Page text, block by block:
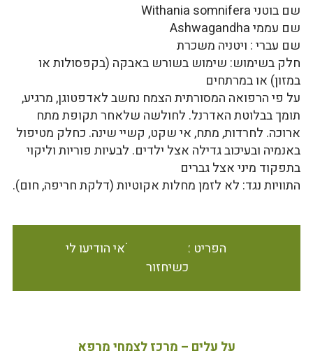
שם בוטני Withania somnifera
שם עממי Ashwagandha
שם עברי : ויטניה משכרת
חלק בשימוש: שימוש בשורש באבקה (בקפסולות או
במזון) או במרתחים
על פי הרפואה המסורתית הצמח נחשב לאדפטוגן, מרגיע,
תומך בבלוטת האדרנל. לחולשה שלאחר תקופת מתח
ארוכה. לחרדות, מתח, אי שקט, קשיי שינה. כחלק מטיפול
באנמיה ובעיכוב גדילה אצל ילדים. לבעיות פוריות וליקוי
בתפקוד מיני אצל גברים
התוויות נגד: לא לזמן מחלות אקוטיות (דלקת חריפה, חום).
הפריט אינו זמין במלאי הודיעו לי
כשיחזור
על עלים – מרכז לצמחי מרפא